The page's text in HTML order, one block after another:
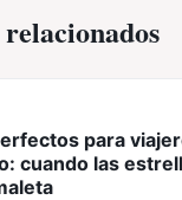
para
cuando las